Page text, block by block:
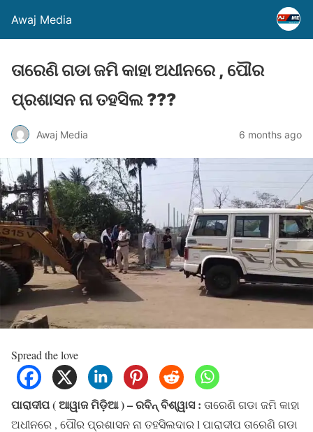
Awaj Media
ତାରେଣି ଗଡା ଜମି କାହା ଅଧୀନରେ , ପୌର
ପ୍ରଶାସନ ନା ତହସିଲ ???
Awaj Media 6 months ago
Spread the love
ପାରାଦୀପ ( ଆୱାଜ ମିଡ଼ିଆ ) – ରବିନ୍ ବିଶ୍ୱାସ : ତାରେଣି ଗଡା ଜମି କାହା
ଅଧୀନରେ , ପୌର ପ୍ରଶାସନ ନା ତହସିଲଦାର l ପାରାଦୀପ ତାରେଣି ଗଡା